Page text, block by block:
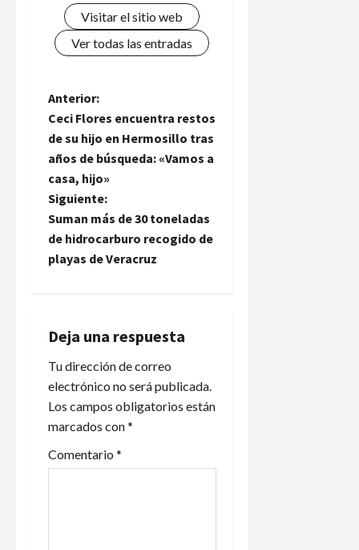
Visitar el sitio web
Ver todas las entradas
N
a
v
e
g
a
i
ó
n
d
e
Anterior:
Ceci Flores encuentra restos
de su hijo en Hermosillo tras
años de búsqueda: «Vamos a
casa, hijo»
Siguiente:
Suman más de 30 toneladas
de hidrocarburo recogido de
playas de Veracruz
Deja una respuesta
Tu dirección de correo
electrónico no será publicada.
Los campos obligatorios están
marcados con*
Comentario *